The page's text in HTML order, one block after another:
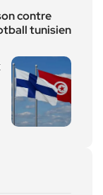
contre
tunisien